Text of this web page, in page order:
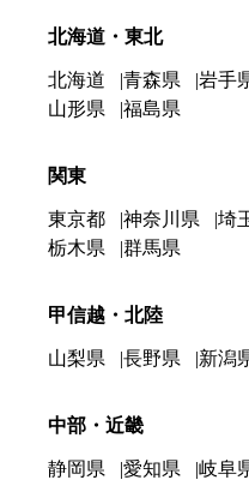
北海道・東北
北海道 青森県 岩手
山形県
福島県
関東
東京都 神奈川県 埼
栃木県
群馬県
甲信越・北陸
山梨県 長野県 新潟
中部・近畿
静岡県 愛知県 岐阜